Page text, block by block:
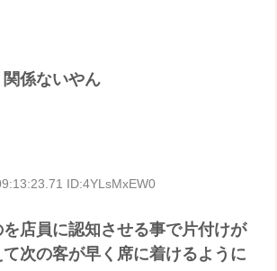
係ないやん
ID:4YLsMxEW0
店員に認知させる事で片付けが
次の客が早く席に着けるように